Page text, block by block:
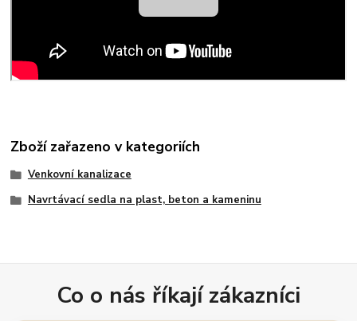
Zboží zařazeno v kategoriích
Venkovní kanalizace
Navrtávací sedla na plast, beton a kameninu
Co o nás říkají zákazníci